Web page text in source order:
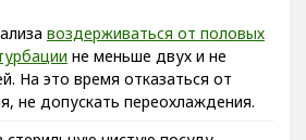
воздерживаться от половых
не меньше двух и не
На это время отказаться от
не допускать переохлаждения.